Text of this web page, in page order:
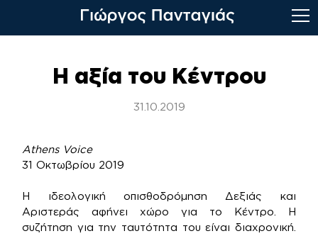
Η αξία του Κέντρου
31.10.2019
Athens Voice
31 Οκτωβρίου 2019
Η ιδεολογική οπισθοδρόμηση Δεξιάς και
Αριστεράς αφήνει χώρο για το Κέντρο. Η
συζήτηση για την ταυτότητα του είναι διαχρονική.